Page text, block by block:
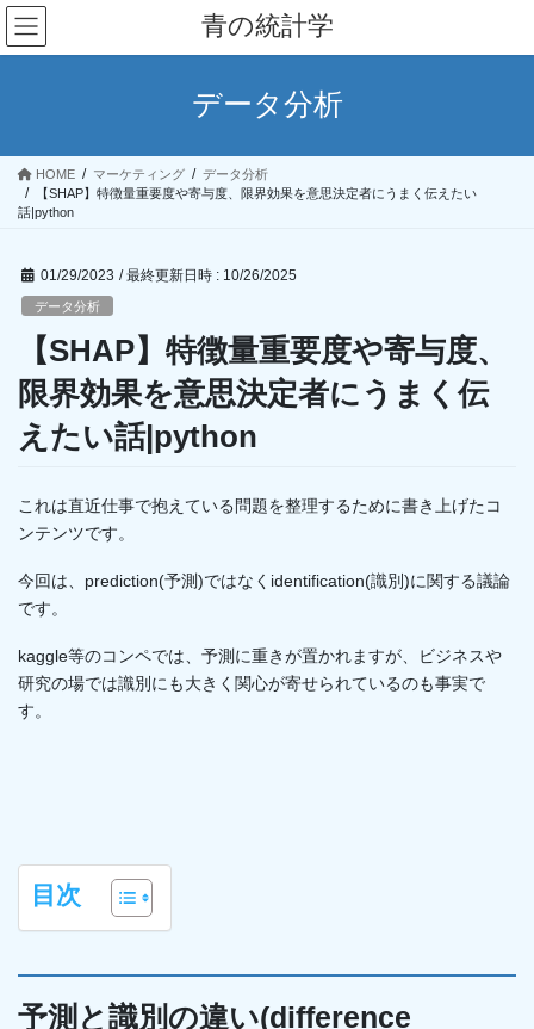
コ
ン
テ
ス
ナ
ビ
ゲ
ン
青の統計学
データ分析
HOME マーケティング
データ分析
【SHAP】特徴量重要度や寄与度、限界効果を意思決定者にうまく伝えたい
話|python
01/29/2023 / 最終更新日時 : 10/26/2025
データ分析
【SHAP】特徴量重要度や寄与度、
限界効果を意思決定者にうまく伝
えたい話|python
これは直近仕事で抱えている問題を整理するために書き上げたコ
ンテンツです。
今回は、prediction(予測)ではなくidentification(識別)に関する議論
です。
kaggle等のコンペでは、予測に重きが置かれますが、ビジネスや
研究の場では識別にも大きく関心が寄せられているのも事実で
す。
目次
予測と識別の違い(difference